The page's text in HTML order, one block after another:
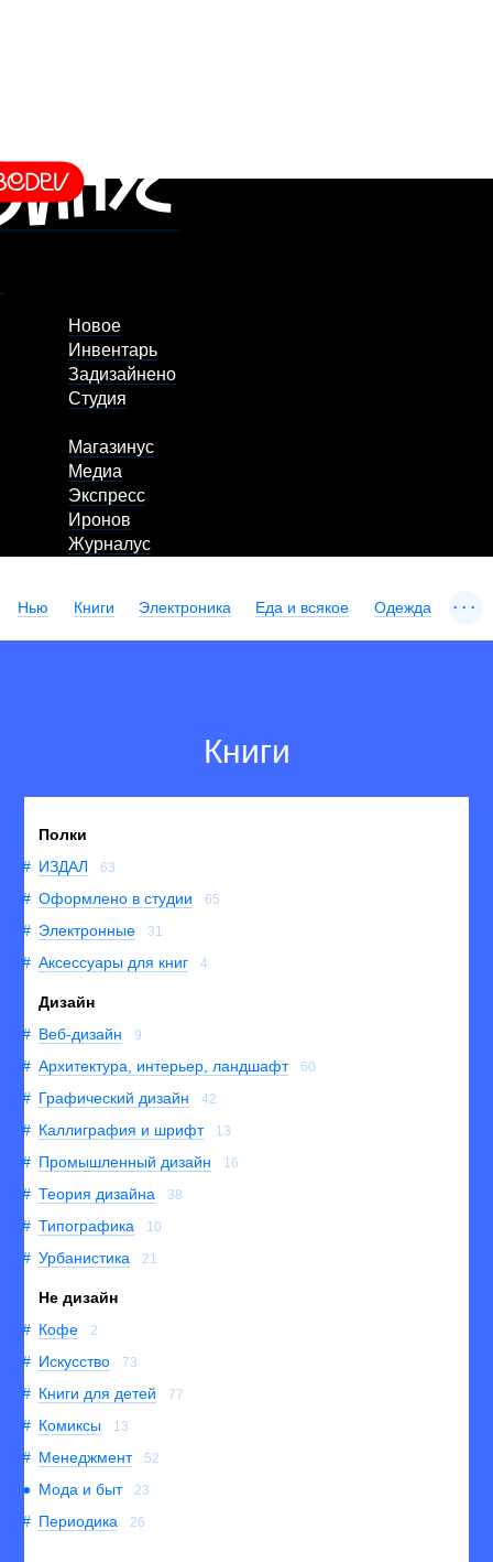
Новое
Инвентарь
Задизайнено
Студия
Магазинус
Медиа
Экспресс
Иронов
Журналус
Нью Книги Электроника Еда и всякое Одежда ...
Книги
Полки
ИЗДАЛ
63
Оформлено в студии 65
Электронные 31
Аксессуары для книг 4
Дизайн
Веб-дизайн
9
Архитектура, интерьер, ландшафт 60
Графический дизайн 42
Каллиграфия и шрифт 13
Промышленный дизайн 16
Теория дизайна 38
Типографика 10
Урбанистика 21
Не дизайн
Кофе
2
Искусство 73
Книги для детей 77
Комиксы 13
Менеджмент 52
Мода и быт 23
Периодика 26